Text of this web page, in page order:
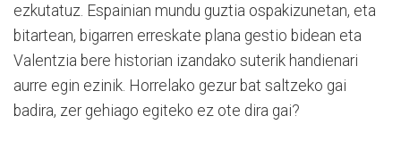
ezkutatuz. Espainian mundu guztia ospakizunetan, eta
bitartean, bigarren erreskate plana gestio bidean eta
Valentzia bere historian izandako suterik handienari
aurre egin ezinik. Horrelako gezur bat saltzeko gai
badira, zer gehiago egiteko ez ote dira gai?